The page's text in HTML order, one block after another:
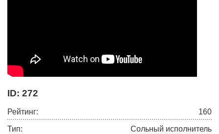
ID: 272
Рейтинг: 160
Тип: Сольный исполнитель